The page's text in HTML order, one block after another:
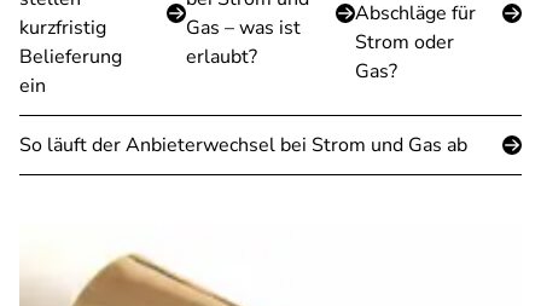
kurzfristig
Belieferung
ein
Gas – was ist
erlaubt?
Abschläge für
Strom oder
Gas?
So läuft der Anbieterwechsel bei Strom und Gas ab